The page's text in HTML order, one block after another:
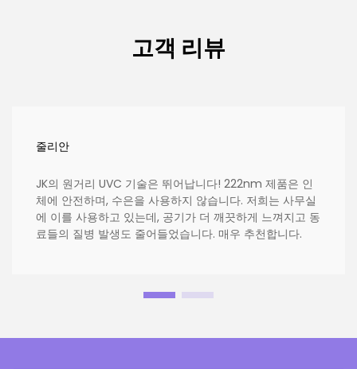
고객 리뷰
줄리안
JK의 원거리 UVC 기술은 뛰어납니다! 222nm 제품은 인
체에 안전하며, 수은을 사용하지 않습니다. 저희는 사무실
에 이를 사용하고 있는데, 공기가 더 깨끗하게 느껴지고 동
료들의 질병 발생도 줄어들었습니다. 매우 추천합니다.